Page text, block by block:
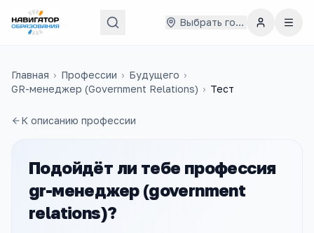
Выбрать город
Главная › Профессии › Будущего ›
GR-менеджер (Government Relations) › Тест
К описанию профессии
Подойдёт ли тебе профессия
gr-менеджер (government
relations)?